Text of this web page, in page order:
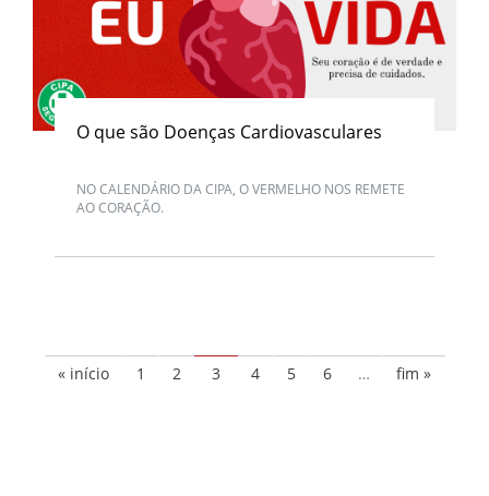
O que são Doenças Cardiovasculares
NO CALENDÁRIO DA CIPA, O VERMELHO NOS REMETE
AO CORAÇÃO.
« início 1 2 3 4 5 6 … fim »